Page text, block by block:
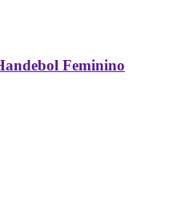
Feminino